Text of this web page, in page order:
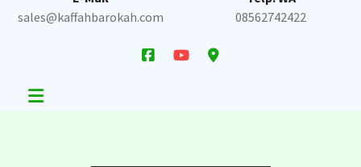
sales@kaffahbarokah.com
08562742422